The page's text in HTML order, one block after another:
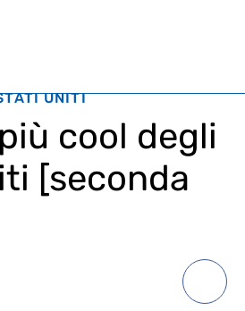
UNITI
cool degli
[seconda